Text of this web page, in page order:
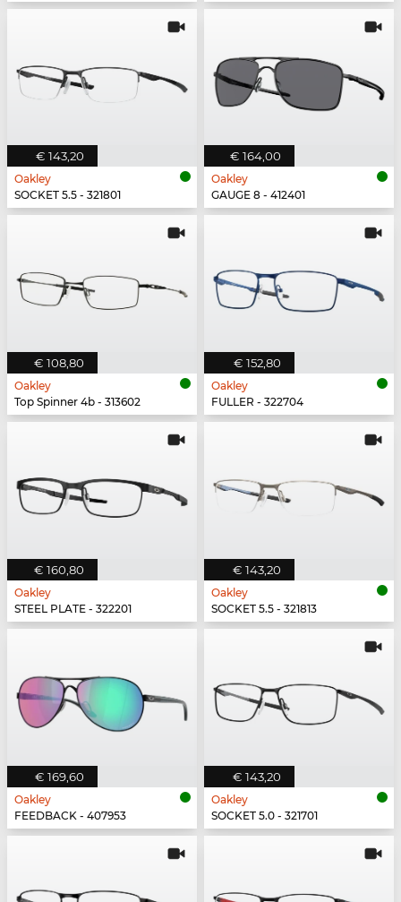
€ 143,20
Oakley
SOCKET 5.5 - 321801
€ 164,00
Oakley
GAUGE 8 - 412401
€ 108,80
Oakley
Top Spinner 4b - 313602
€ 152,80
Oakley
FULLER - 322704
€ 160,80
Oakley
STEEL PLATE - 322201
€ 143,20
Oakley
SOCKET 5.5 - 321813
€ 169,60
Oakley
FEEDBACK - 407953
€ 143,20
Oakley
SOCKET 5.0 - 321701